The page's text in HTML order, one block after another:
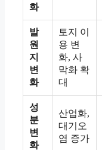
화
발
원
지
변
화
토지 이
용 변
화, 사
막화 확
대
성
분
변
화
산업화,
대기오
염 증가